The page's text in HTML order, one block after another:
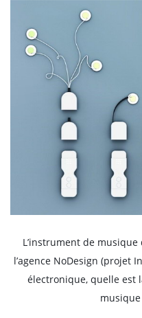
L’instrument de musique
l’agence NoDesign (projet
électronique, quelle est